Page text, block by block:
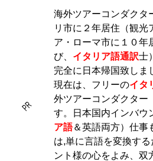
PR
海外ツアーコンダクタ
リ市に２年居住（観光
ア・ローマ市に１０年
び、 イタリア語通訳士
完全に日本帰国致しま
現在は、フリーのイタ
外ツアーコンダクター
す。日本国内インバウ
ア語＆英語両方）仕事
は,単に言語を変換す
ント様の心をよみ、双